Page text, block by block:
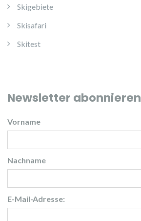
Skigebiete
Skisafari
Skitest
Newsletter abonnieren
Vorname
Nachname
E-Mail-Adresse: